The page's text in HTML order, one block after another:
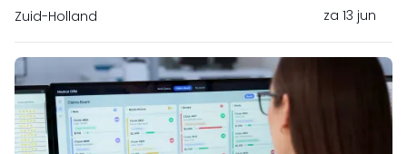
Zuid-Holland
za 13 jun